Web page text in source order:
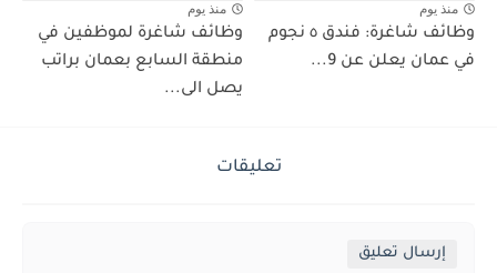
منذ يوم
وظائف شاغرة: فندق ٥ نجوم
في عمان يعلن عن 9...
منذ يوم
وظائف شاغرة لموظفين في
منطقة السابع بعمان براتب
يصل الى...
تعليقات
إرسال تعليق